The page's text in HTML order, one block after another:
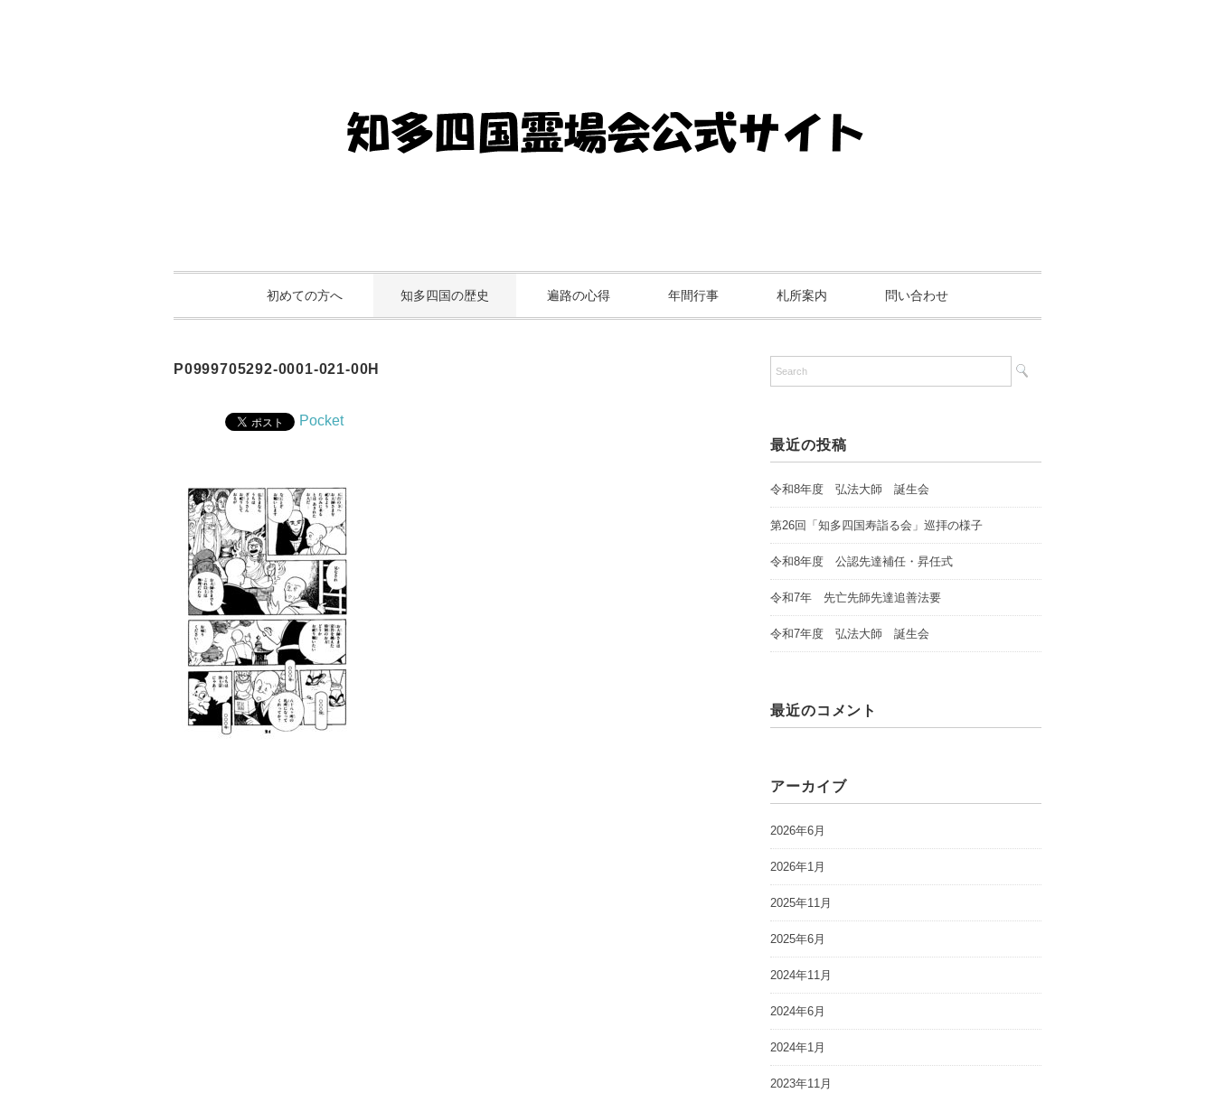
初めての方へ 知多四国の歴史 遍路の心得 年間行事 札所案内 問い合わせ
P0999705292-0001-021-00H
Pocket
最近の投稿
令和8年度 弘法大師 誕生会
第26回「知多四国寿詣る会」巡拝の様子
令和8年度 公認先達補任・昇任式
令和7年 先亡先師先達追善法要
令和7年度 弘法大師 誕生会
最近のコメント
アーカイブ
2026年6月
2026年1月
2025年11月
2025年6月
2024年11月
2024年6月
2024年1月
2023年11月